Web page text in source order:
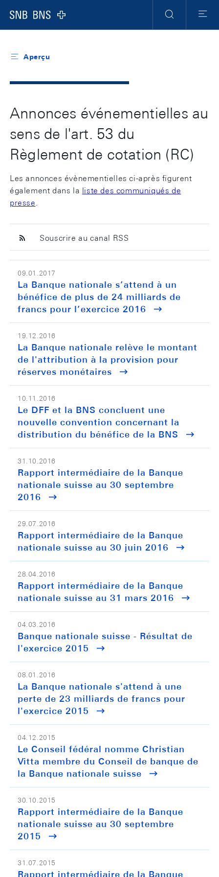
Logo
Navigation
RechercheMenu
Aperçu
Annonces événementielles au
sens de l'art. 53 du
Règlement de cotation (RC)
Les annonces évènementielles ci-après figurent
également dans la liste des communiqués de
presse.
Souscrire au canal RSS
09.01.2017
La Banque nationale s’attend à un
bénéfice de plus de 24 milliards de
francs pour l’exercice 2016
19.12.2016
La Banque nationale relève le montant
de l'attribution à la provision pour
réserves monétaires
10.11.2016
Le DFF et la BNS concluent une
nouvelle convention concernant la
distribution du bénéfice de la BNS
31.10.2016
Rapport intermédiaire de la Banque
nationale suisse au 30 septembre
2016
29.07.2016
Rapport intermédiaire de la Banque
nationale suisse au 30 juin 2016
28.04.2016
Rapport intermédiaire de la Banque
nationale suisse au 31 mars 2016
04.03.2016
Banque nationale suisse - Résultat de
l'exercice 2015
08.01.2016
La Banque nationale s'attend à une
perte de 23 milliards de francs pour
l'exercice 2015
04.12.2015
Le Conseil fédéral nomme Christian
Vitta membre du Conseil de banque de
la Banque nationale suisse
30.10.2015
Rapport intermédiaire de la Banque
nationale suisse au 30 septembre
2015
31.07.2015
Rapport intermédiaire de la Banque